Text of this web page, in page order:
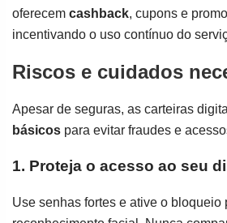
oferecem cashback, cupons e
incentivando o uso contínuo do
Riscos e cuidados
Apesar de seguras, as carteiras
básicos para evitar fraudes e
1. Proteja o acesso ao seu
Use senhas fortes e ative o bloqueio